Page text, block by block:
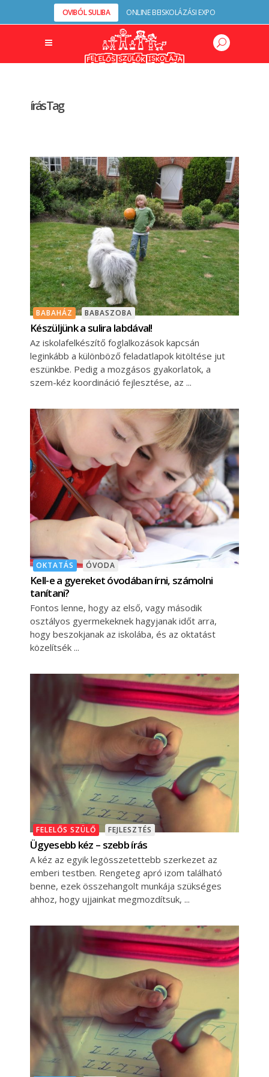
OVIBÓL SULIBA ONLINE BEISKOLÁZÁSI EXPO
írás Tag
BABAHÁZ BABASZOBA
Készüljünk a sulira labdával!
Az iskolafelkészítő foglalkozások kapcsán
leginkább a különböző feladatlapok kitöltése jut
eszünkbe. Pedig a mozgásos gyakorlatok, a
szem-kéz koordináció fejlesztése, az
OKTATÁS ÓVODA
Kell-e a gyereket óvodában írni, számolni
tanítani?
Fontos lenne, hogy az első, vagy második
osztályos gyermekeknek hagyjanak időt arra,
hogy beszokjanak az iskolába, és az oktatást
közelítsék
FELELŐS SZÜLŐ FEJLESZTÉS
Ügyesebb kéz – szebb írás
A kéz az egyik legösszetettebb szerkezet az
emberi testben. Rengeteg apró izom található
benne, ezek összehangolt munkája szükséges
ahhoz, hogy ujjainkat megmozdítsuk,